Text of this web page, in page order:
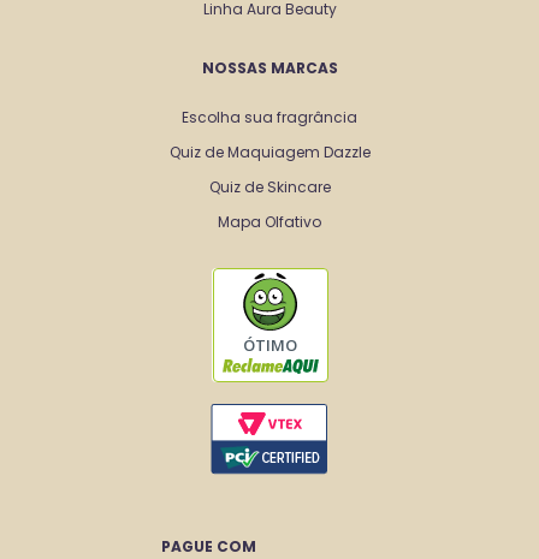
Linha Aura Beauty
NOSSAS MARCAS
Escolha sua fragrância
Quiz de Maquiagem Dazzle
Quiz de Skincare
Mapa Olfativo
ÓTIMO
PAGUE COM